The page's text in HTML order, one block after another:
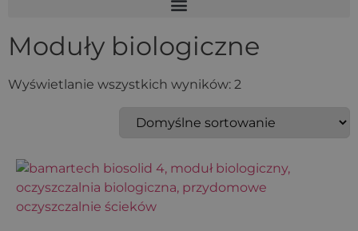
Moduły biologiczne
Wyświetlanie wszystkich wyników: 2